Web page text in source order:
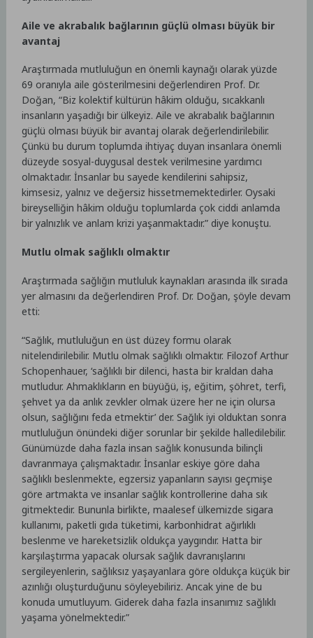
Aile ve akrabalık bağlarının güçlü olması büyük bir
avantaj
Araştırmada mutluluğun en önemli kaynağı olarak yüzde
69 oranıyla aile gösterilmesini değerlendiren Prof. Dr.
Doğan, “Biz kolektif kültürün hâkim olduğu, sıcakkanlı
insanların yaşadığı bir ülkeyiz. Aile ve akrabalık bağlarının
güçlü olması büyük bir avantaj olarak değerlendirilebilir.
Çünkü bu durum toplumda ihtiyaç duyan insanlara önemli
düzeyde sosyal-duygusal destek verilmesine yardımcı
olmaktadır. İnsanlar bu sayede kendilerini sahipsiz,
kimsesiz, yalnız ve değersiz hissetmemektedirler. Oysaki
bireyselliğin hâkim olduğu toplumlarda çok ciddi anlamda
bir yalnızlık ve anlam krizi yaşanmaktadır.” diye konuştu.
Mutlu olmak sağlıklı olmaktır
Araştırmada sağlığın mutluluk kaynakları arasında ilk sırada
yer almasını da değerlendiren Prof. Dr. Doğan, şöyle devam
etti:
“Sağlık, mutluluğun en üst düzey formu olarak
nitelendirilebilir. Mutlu olmak sağlıklı olmaktır. Filozof Arthur
Schopenhauer, ‘sağlıklı bir dilenci, hasta bir kraldan daha
mutludur. Ahmaklıkların en büyüğü, iş, eğitim, şöhret, terfi,
şehvet ya da anlık zevkler olmak üzere her ne için olursa
olsun, sağlığını feda etmektir’ der. Sağlık iyi olduktan sonra
mutluluğun önündeki diğer sorunlar bir şekilde halledilebilir.
Günümüzde daha fazla insan sağlık konusunda bilinçli
davranmaya çalışmaktadır. İnsanlar eskiye göre daha
sağlıklı beslenmekte, egzersiz yapanların sayısı geçmişe
göre artmakta ve insanlar sağlık kontrollerine daha sık
gitmektedir. Bununla birlikte, maalesef ülkemizde sigara
kullanımı, paketli gıda tüketimi, karbonhidrat ağırlıklı
beslenme ve hareketsizlik oldukça yaygındır. Hatta bir
karşılaştırma yapacak olursak sağlık davranışlarını
sergileyenlerin, sağlıksız yaşayanlara göre oldukça küçük bir
azınlığı oluşturduğunu söyleyebiliriz. Ancak yine de bu
konuda umutluyum. Giderek daha fazla insanımız sağlıklı
yaşama yönelmektedir.”